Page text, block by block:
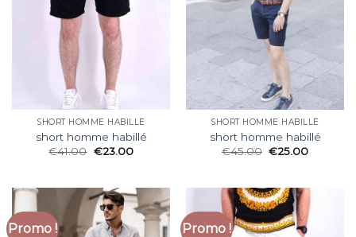
SHORT HOMME HABILLÉ
short homme habillé
€41.00 €23.00
SHORT HOMME HABILLÉ
short homme habillé
€45.00 €25.00
Promo ! Promo !